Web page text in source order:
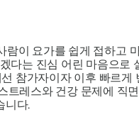
람이 요가를 쉽게 접하고
다는 진심 어린 마음으로
참가자이자 이후 빠르게
트레스와 건강 문제에 직
니다.